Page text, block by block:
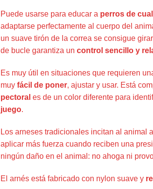
Puede usarse para educar a perros de
adaptarse perfectamente al cuerpo del
un suave tirón de la correa se consigue
de bucle garantiza un control sencillo y
Es muy útil en situaciones que requieren
muy fácil de poner, ajustar y usar. Está
pectoral es de un color diferente para
juego.
Los arneses tradicionales incitan al animal
aplicar más fuerza cuando reciben una
ningún daño en el animal: no ahoga ni
El arnés está fabricado con nylon suave y